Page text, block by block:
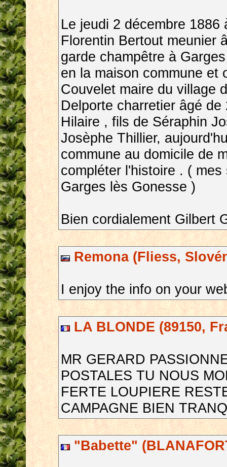
Le jeudi 2 décembre
Florentin Bertout meunier
garde champêtre à
en la maison commune et
Couvelet maire du village
Delporte charretier âgé
Hilaire , fils de Séraphin
Josèphe Thillier,
commune au domicile de
compléter l'histoire . (
Garges lès Gonesse )
Bien cordialement Gilbert
Remona (Fliess,
I enjoy the info on your
LA BLONDE (89150,
MR GERARD
POSTALES TU NOUS
FERTE LOUPIERE
CAMPAGNE BIEN
"Babette"